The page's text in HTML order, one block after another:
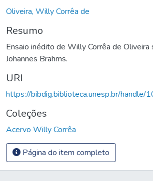
Oliveira, Willy Corrêa de
Resumo
Ensaio inédito de Willy Corrêa de Oliveira
Johannes Brahms.
URI
https://bibdig.biblioteca.unesp.br/handle/
Coleções
Acervo Willy Corrêa
Página do item completo